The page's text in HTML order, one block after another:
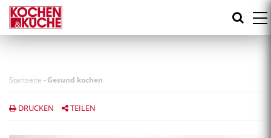
Direkt
zum
Inhalt
Startseite -Gesund kochen
DRUCKEN TEILEN